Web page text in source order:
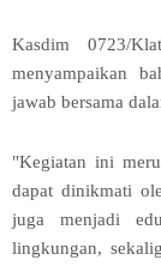
Kasdim 0723/
menyampaikan
jawab bersama
"Kegiatan ini
dapat dinikmati
juga menjadi
lingkungan,